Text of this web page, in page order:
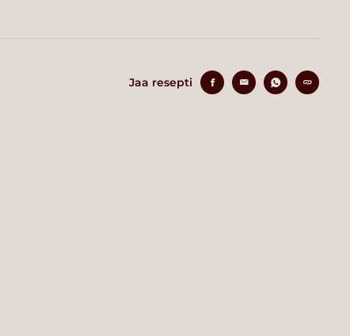
Jaa resepti